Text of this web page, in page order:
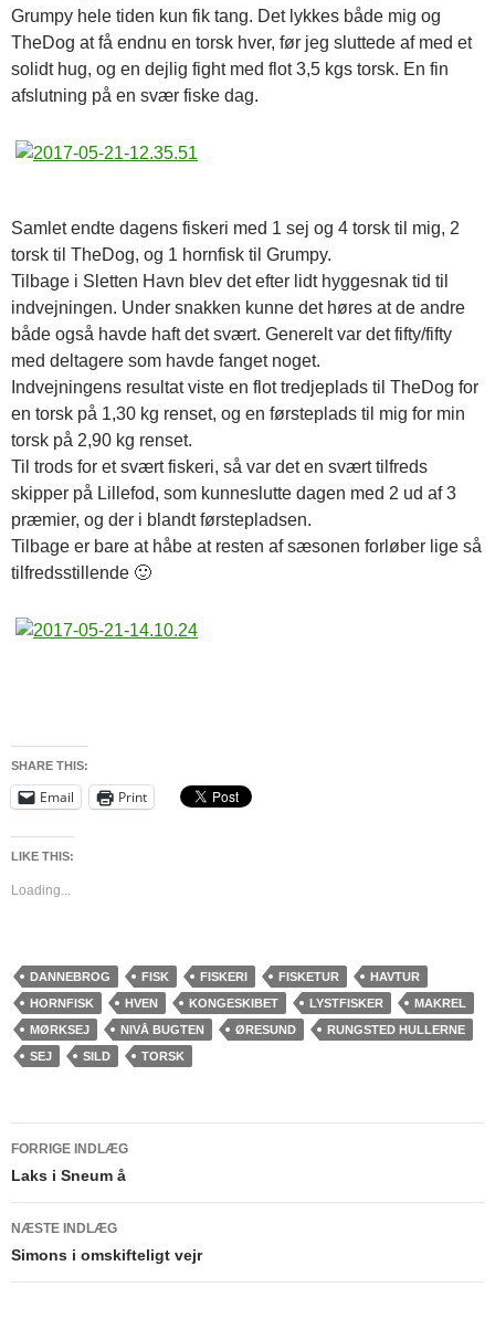
Grumpy hele tiden kun fik tang. Det lykkes både mig og
TheDog at få endnu en torsk hver, før jeg sluttede af med et
solidt hug, og en dejlig fight med flot 3,5 kgs torsk. En fin
afslutning på en svær fiske dag.
Samlet endte dagens fiskeri med 1 sej og 4 torsk til mig, 2
torsk til TheDog, og 1 hornfisk til Grumpy.
Tilbage i Sletten Havn blev det efter lidt hyggesnak tid til
indvejningen. Under snakken kunne det høres at de andre
både også havde haft det svært. Generelt var det fifty/fifty
med deltagere som havde fanget noget.
Indvejningens resultat viste en flot tredjeplads til TheDog for
en torsk på 1,30 kg renset, og en førsteplads til mig for min
torsk på 2,90 kg renset.
Til trods for et svært fiskeri, så var det en svært tilfreds
skipper på Lillefod, som kunneslutte dagen med 2 ud af 3
præmier, og der i blandt førstepladsen.
Tilbage er bare at håbe at resten af sæsonen forløber lige så
tilfredsstillende 🙂
SHARE THIS:
Email Print
LIKE THIS:
Loading...
DANNEBROG FISK FISKERI FISKETUR
HAVTUR
HORNFISK
HVEN KONGESKIBET LYSTFISKER
MAKREL
MØRKSEJ
NIVÅ BUGTEN ØRESUND
RUNGSTED HULLERNE
SEJ
SILD TORSK
Indlægsnavigation
FORRIGE INDLÆG
Laks i Sneum å
NÆSTE INDLÆG
Simons i omskifteligt vejr